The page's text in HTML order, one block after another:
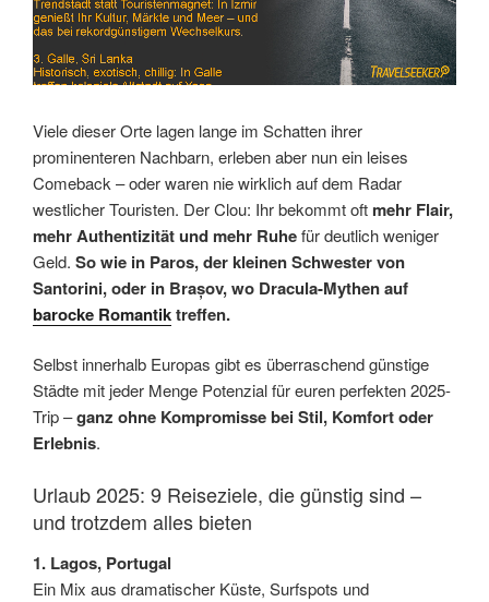
Viele dieser Orte lagen lange im Schatten ihrer
prominenteren Nachbarn, erleben aber nun ein leises
Comeback – oder waren nie wirklich auf dem Radar
westlicher Touristen. Der Clou: Ihr bekommt oft mehr Flair,
mehr Authentizität und mehr Ruhefür deutlich weniger
Geld. So wie in Paros, der kleinen Schwester von
Santorini, oder in Brașov, wo Dracula-Mythen auf
barocke Romantiktreffen.
Selbst innerhalb Europas gibt es überraschend günstige
Städte mit jeder Menge Potenzial für euren perfekten 2025-
Trip –ganz ohne Kompromisse bei Stil, Komfort oder
Erlebnis.
Urlaub 2025: 9 Reiseziele, die günstig sind –
und trotzdem alles bieten
1. Lagos, Portugal
Ein Mix aus dramatischer Küste, Surfspots und